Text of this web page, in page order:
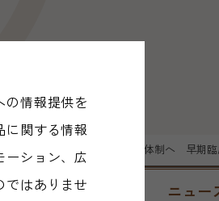
大鵬イノベーションズが新体制へ 早期
2026年07月02日
ニュー
の情報提供を
に関する情報
ーション、広
ではありませ